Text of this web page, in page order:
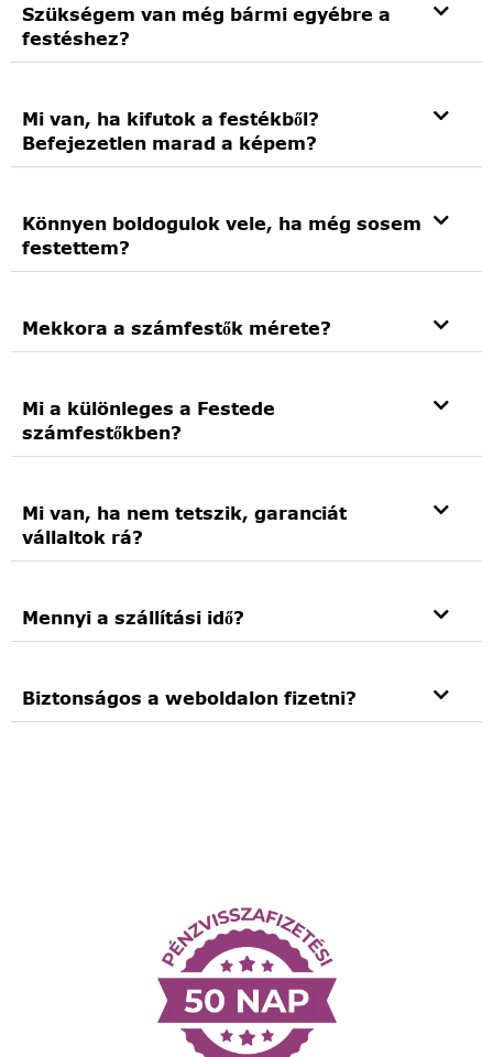
Szükségem van még bármi egyébre a
festéshez?
Mi van, ha kifutok a festékből?
Befejezetlen marad a képem?
Könnyen boldogulok vele, ha még sosem
festettem?
Mekkora a számfestők mérete?
Mi a különleges a Festede
számfestőkben?
Mi van, ha nem tetszik, garanciát
vállaltok rá?
Mennyi a szállítási idő?
Biztonságos a weboldalon fizetni?